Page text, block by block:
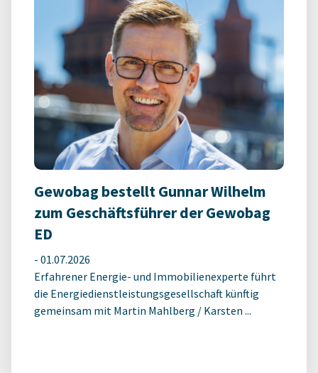
Gewobag bestellt Gunnar Wilhelm
zum Geschäftsführer der Gewobag
ED
- 01.07.2026
Erfahrener Energie- und Immobilienexperte führt
die Energiedienstleistungsgesellschaft künftig
gemeinsam mit Martin Mahlberg / Karsten ...